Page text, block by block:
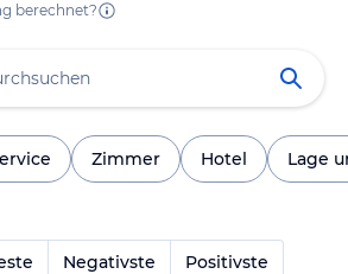
berechnet?
Zimmer Hotel Lage
Negativste Positivste